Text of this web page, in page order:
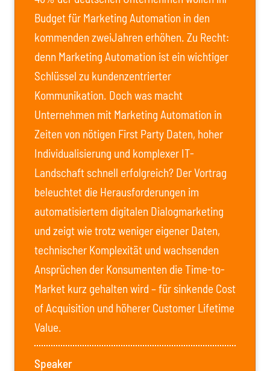
Budget für Marketing Automation in den
kommenden zweiJahren erhöhen. Zu Recht:
denn Marketing Automation ist ein wichtiger
Schlüssel zu kundenzentrierter
Kommunikation. Doch was macht
Unternehmen mit Marketing Automation in
Zeiten von nötigen First Party Daten, hoher
Individualisierung und komplexer IT-
Landschaft schnell erfolgreich? Der Vortrag
beleuchtet die Herausforderungen im
automatisiertem digitalen Dialogmarketing
und zeigt wie trotz weniger eigener Daten,
technischer Komplexität und wachsenden
Ansprüchen der Konsumenten die Time-to-
Market kurz gehalten wird – für sinkende Cost
of Acquisition und höherer Customer Lifetime
Value.
Speaker